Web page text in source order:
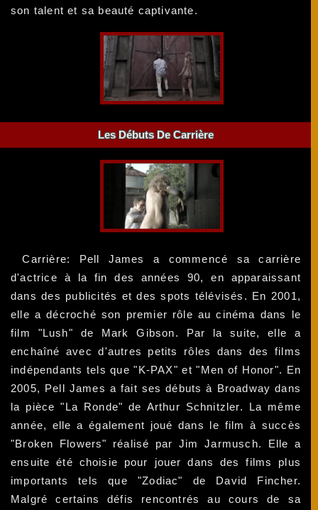
son talent et sa beauté captivante.
Les Débuts De Carrière
Carrière: Pell James a commencé sa carrière
d'actrice à la fin des années 90, en apparaissant
dans des publicités et des spots télévisés. En 2001,
elle a décroché son premier rôle au cinéma dans le
film "Lush" de Mark Gibson. Par la suite, elle a
enchaîné avec d'autres petits rôles dans des films
indépendants tels que "K-PAX" et "Men of Honor". En
2005, Pell James a fait ses débuts à Broadway dans
la pièce "La Ronde" de Arthur Schnitzler. La même
année, elle a également joué dans le film à succès
"Broken Flowers" réalisé par Jim Jarmusch. Elle a
ensuite été choisie pour jouer dans des films plus
importants tels que "Zodiac" de David Fincher.
Malgré certains défis rencontrés au cours de sa